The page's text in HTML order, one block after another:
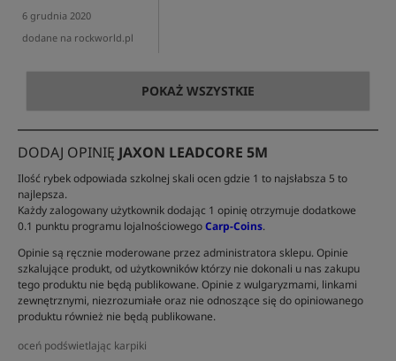
6 grudnia 2020
dodane na rockworld.pl
POKAŻ WSZYSTKIE
DODAJ OPINIĘ JAXON LEADCORE 5M
Ilość rybek odpowiada szkolnej skali ocen gdzie 1 to najsłabsza 5 to
najlepsza.
Każdy zalogowany użytkownik dodając 1 opinię otrzymuje dodatkowe
0.1 punktu programu lojalnościowegoCarp-Coins.
Opinie są ręcznie moderowane przez administratora sklepu. Opinie
szkalujące produkt, od użytkowników którzy nie dokonali u nas zakupu
tego produktu nie będą publikowane. Opinie z wulgaryzmami, linkami
zewnętrznymi, niezrozumiałe oraz nie odnoszące się do opiniowanego
produktu również nie będą publikowane.
oceń podświetlając karpiki